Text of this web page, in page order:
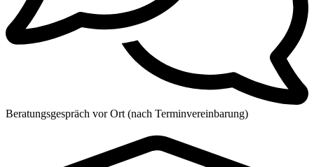
Beratungsgespräch vor Ort (nach Terminvereinbarung)